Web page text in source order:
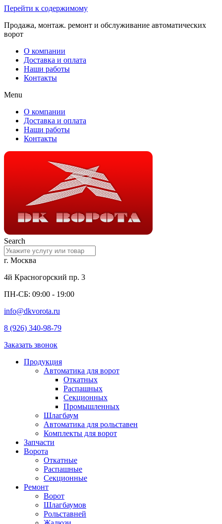
Перейти к содержимому
Продажа, монтаж. ремонт и обслуживание автоматических
ворот
О компании
Доставка и оплата
Наши работы
Контакты
Menu
О компании
Доставка и оплата
Наши работы
Контакты
Search
г. Москва
4й Красногорский пр. 3
ПН-СБ: 09:00 - 19:00
info@dkvorota.ru
8 (926) 340-98-79
Заказать звонок
Продукция
Автоматика для ворот
Откатных
Распашных
Секционных
Промышленных
Шлагбаум
Автоматика для рольставен
Комплекты для ворот
Запчасти
Ворота
Откатные
Распашные
Секционные
Ремонт
Ворот
Шлагбаумов
Рольставней